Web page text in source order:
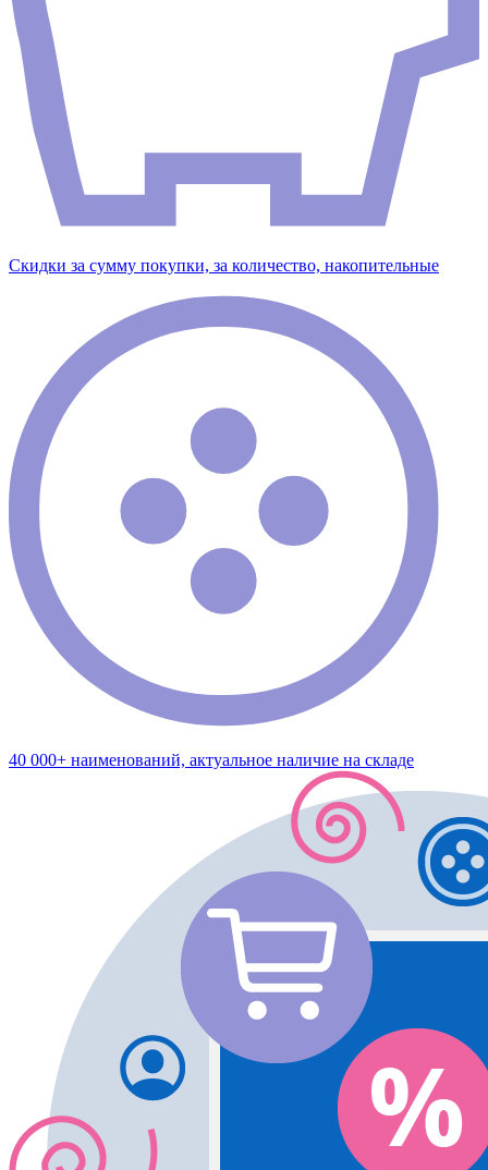
Скидки за сумму покупки, за количество, накопительные
40 000+ наименований, актуальное наличие на складе